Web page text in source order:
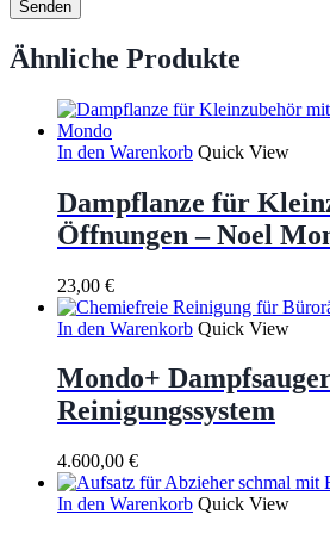
Ähnliche Produkte
In den Warenkorb Quick View
Dampflanze für
Öffnungen – Noel
23,00 €
In den Warenkorb Quick View
Mondo+
Reinigungssystem
4.600,00 €
In den Warenkorb Quick View